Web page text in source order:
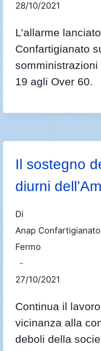
28/10/2021
L’allarme
Confartigianato
19 agli Over 60.
Il sostegno
diurni
Di
Anap
Fermo
27/10/2021
Continua il
vicinanza alla
deboli della